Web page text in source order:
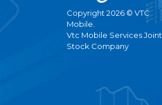
Copyright 2026 © VTC
Mobile.
Vtc Mobile Services Joint
Stock Company